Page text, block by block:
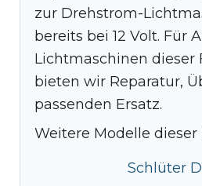
zur Drehstrom-
bereits bei 12 Volt. Für
Lichtmaschinen dieser
bieten wir Reparatur,
passenden Ersatz.
Weitere Modelle dieser
Schlüter